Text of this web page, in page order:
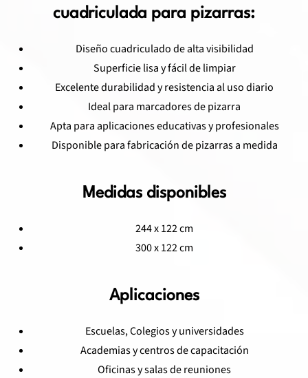
cuadriculada para pizarras:
Diseño cuadriculado de alta visibilidad
Superficie lisa y fácil de limpiar
Excelente durabilidad y resistencia al uso diario
Ideal para marcadores de pizarra
Apta para aplicaciones educativas y profesionales
Disponible para fabricación de pizarras a medida
Medidas disponibles
244 x 122 cm
300 x 122 cm
Aplicaciones
Escuelas, Colegios y universidades
Academias y centros de capacitación
Oficinas y salas de reuniones